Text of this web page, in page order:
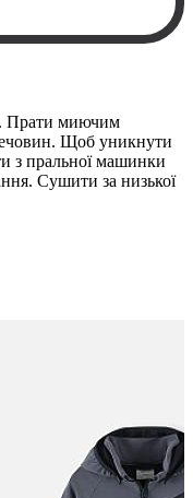
Прати миючим
Щоб уникнути
з пральної машинки
Сушити за низької